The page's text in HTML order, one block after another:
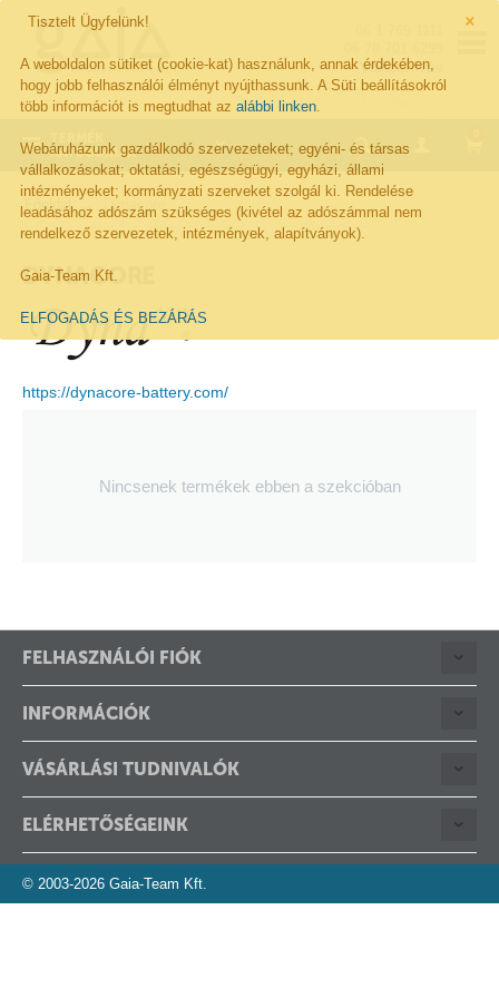
×
Tisztelt Ügyfelünk!
A weboldalon sütiket (cookie-kat) használunk, annak érdekében,
hogy jobb felhasználói élményt nyújthassunk. A Süti beállításokról
több információt is megtudhat az alábbi linken.
Webáruházunk gazdálkodó szervezeteket; egyéni- és társas
vállalkozásokat; oktatási, egészségügyi, egyházi, állami
intézményeket; kormányzati szerveket szolgál ki. Rendelése
leadásához adószám szükséges (kivétel az adószámmal nem
rendelkező szervezetek, intézmények, alapítványok).
Gaia-Team Kft.
ELFOGADÁS ÉS BEZÁRÁS
Visszahívás
KATEGÓRIÁK
Főoldal Dynacore
DYNACORE
https://dynacore-battery.com/
Nincsenek termékek ebben a szekcióban
FELHASZNÁLÓI FIÓK
INFORMÁCIÓK
VÁSÁRLÁSI TUDNIVALÓK
ELÉRHETŐSÉGEINK
© 2003-2026 Gaia-Team Kft.